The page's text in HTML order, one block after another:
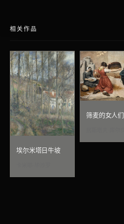
相关作品
埃尔米塔日牛坡
筛麦的女人们